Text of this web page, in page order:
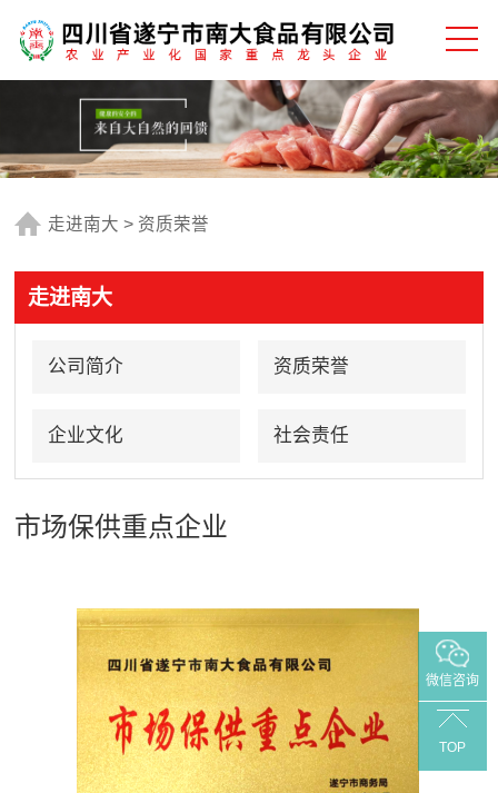
走进南大 > 资质荣誉
走进南大
公司简介 资质荣誉
企业文化 社会责任
市场保供重点企业
微信咨询
TOP